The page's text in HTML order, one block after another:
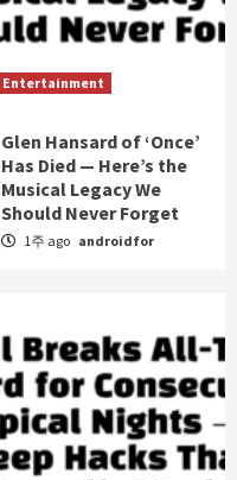
Entertainment
Glen Hansard of ‘Once’
Has Died — Here’s the
Musical Legacy We
Should Never Forget
1주 ago androidfor